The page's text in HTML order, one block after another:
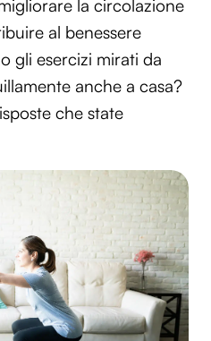
la circolazione
al benessere
gli esercizi mirati da
anche a casa?
che state